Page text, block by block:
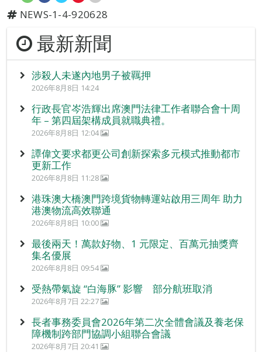
NEWS-1-4-920628
最新新聞
涉殺人未遂內地男子被羈押
2026年8月8日 14:24
行政長官岑浩輝出席澳門法律工作者聯合會十周
年 – 第四屆架構成員就職典禮。
2026年8月8日 12:04
譚偉文要求都更公司創新探索多元模式推動都市
更新工作
2026年8月8日 11:28
港珠澳大橋澳門跨境貨物轉運站啟用三周年 助力
港澳物流高效聯通
2026年8月8日 10:00
最後兩天！萬款好物、1 元限定、百萬元抽獎齊
集名優展
2026年8月8日 09:54
受熱帶氣旋 “白海豚” 影響 部分航班取消
2026年8月7日 22:27
長者事務委員會2026年第二次全體會議及養老保
障機制跨部門協調小組聯合會議
2026年8月7日 20:41